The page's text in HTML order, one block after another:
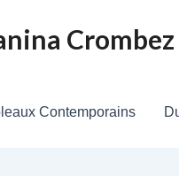
Contemporains